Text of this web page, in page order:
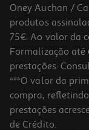
Oney Auchan /
produtos
75€. Ao valor da
Formalização até
prestações.
***O valor da
compra,
prestações
de Crédito.